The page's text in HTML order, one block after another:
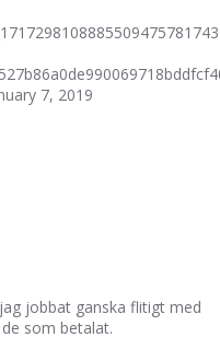
7, 2019
jobbat ganska flitigt med
som betalat.